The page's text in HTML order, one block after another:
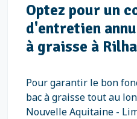
Optez pour un
d'entretien
à graisse à
Pour garantir le bon
bac à graisse tout au
Nouvelle Aquitaine -